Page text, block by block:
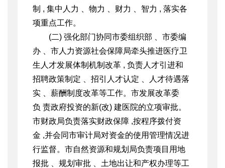
制 , 集中人力 、 物力 、财力 、智力 , 落实各
项重点工作。
(二) 强化部门协同市委组织部 、市委编
办 、市人力资源社会保障局牵头推进医疗卫
生人才发展体制机制改革 , 负责人才引进和
招聘政策制定 、招引人才认定 、人才待遇落
实 、薪酬制度改革等工作。市发展改革委
负 责政府投资的新(改) 建医院的立项审批。
市财政局负责落实财政保障 ,按程序拨付资
金 ,并会同市审计局对资金的使用管理情况进
行监督。市自然资源和规划局负责项目用地
报批 、规划审批 、土地出让和产权办理等工